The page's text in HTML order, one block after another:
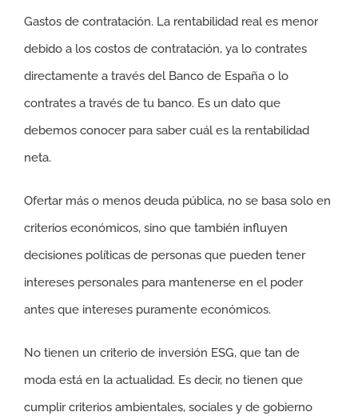
Gastos de contratación. La rentabilidad real es menor
debido a los costos de contratación, ya lo contrates
directamente a través del Banco de España o lo
contrates a través de tu banco. Es un dato que
debemos conocer para saber cuál es la rentabilidad
neta.
Ofertar más o menos deuda pública, no se basa solo en
criterios económicos, sino que también influyen
decisiones políticas de personas que pueden tener
intereses personales para mantenerse en el poder
antes que intereses puramente económicos.
No tienen un criterio de inversión ESG, que tan de
moda está en la actualidad. Es decir, no tienen que
cumplir criterios ambientales, sociales y de gobierno